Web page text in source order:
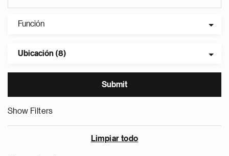
Función
Ubicación (8)
Show Filters
Limpiar todo